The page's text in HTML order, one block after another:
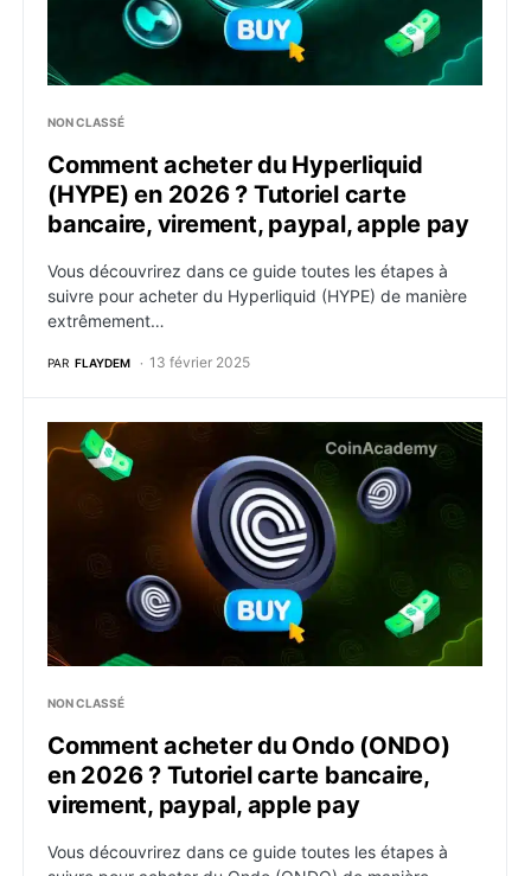
NON CLASSÉ
Comment acheter du Hyperliquid
(HYPE) en 2026 ? Tutoriel carte
bancaire, virement, paypal, apple pay
Vous découvrirez dans ce guide toutes les étapes à
suivre pour acheter du Hyperliquid (HYPE) de manière
extrêmement…
PAR FLAYDEM 13 février 2025
Comment acheter du Ondo (ONDO) en 2026 ?
NON CLASSÉ
Comment acheter du Ondo (ONDO)
en 2026 ? Tutoriel carte bancaire,
virement, paypal, apple pay
Vous découvrirez dans ce guide toutes les étapes à